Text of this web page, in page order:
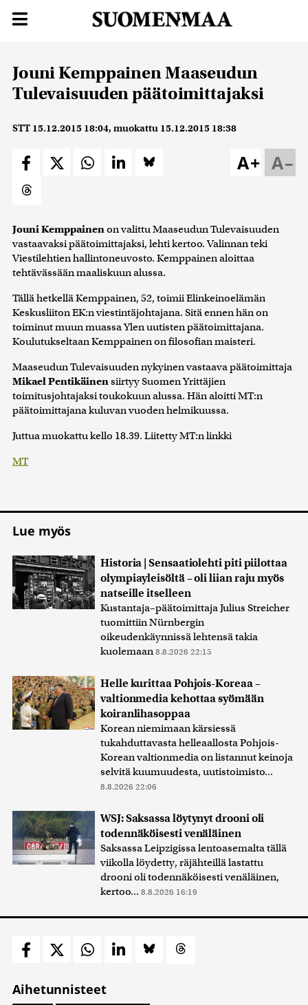
Jouni Kemppainen Maaseudun
Tulevaisuuden päätoimittajaksi
STT 15.12.2015 18:04, muokattu 15.12.2015 18:38
A–
A+
Jouni Kemppainenon valittu Maaseudun Tulevaisuuden
vastaavaksi päätoimittajaksi, lehti kertoo. Valinnan teki
Viestilehtien hallintoneuvosto. Kemppainen aloittaa
tehtävässään maaliskuun alussa.
Tällä hetkellä Kemppainen, 52, toimii Elinkeinoelämän
Keskusliiton EK:n viestintäjohtajana. Sitä ennen hän on
toiminut muun muassa Ylen uutisten päätoimittajana.
Koulutukseltaan Kemppainen on filosofian maisteri.
Maaseudun Tulevaisuuden nykyinen vastaava päätoimittaja
Mikael Pentikäinensiirtyy Suomen Yrittäjien
toimitusjohtajaksi toukokuun alussa. Hän aloitti MT:n
päätoimittajana kuluvan vuoden helmikuussa.
Juttua muokattu kello 18.39. Liitetty MT:n linkki
MT
Lue myös
Historia | Sensaatiolehti piti piilottaa
olympiayleisöltä – oli liian raju myös
natseille itselleen
Kustantaja–päätoimittaja Julius Streicher
tuomittiin Nürnbergin
oikeudenkäynnissä lehtensä takia
kuolemaan 8.8.2026 22:15
Helle kurittaa Pohjois-Koreaa –
valtionmedia kehottaa syömään
koiranlihasoppaa
Korean niemimaan kärsiessä
tukahduttavasta helleaallosta Pohjois-
Korean valtionmedia on listannut keinoja
selvitä kuumuudesta, uutistoimisto...
8.8.2026 22:06
WSJ: Saksassa löytynyt drooni oli
todennäköisesti venäläinen
Saksassa Leipzigissa lentoasemalta tällä
viikolla löydetty, räjähteillä lastattu
drooni oli todennäköisesti venäläinen,
kertoo... 8.8.2026 16:19
Aihetunnisteet